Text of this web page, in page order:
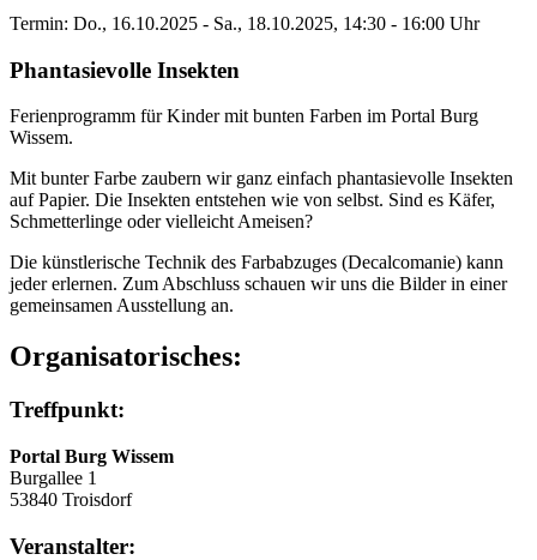
Termin: Do., 16.10.2025 - Sa., 18.10.2025, 14:30 - 16:00 Uhr
Phantasievolle Insekten
Ferienprogramm für Kinder mit bunten Farben im Portal Burg
Wissem.
Mit bunter Farbe zaubern wir ganz einfach phantasievolle Insekten
auf Papier. Die Insekten entstehen wie von selbst. Sind es Käfer,
Schmetterlinge oder vielleicht Ameisen?
Die künstlerische Technik des Farbabzuges (Decalcomanie) kann
jeder erlernen. Zum Abschluss schauen wir uns die Bilder in einer
gemeinsamen Ausstellung an.
Organisatorisches:
Treffpunkt:
Portal Burg Wissem
Burgallee 1
53840 Troisdorf
Veranstalter: